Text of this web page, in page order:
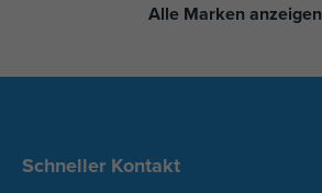
Alle Marken anzeigen
Schneller Kontakt